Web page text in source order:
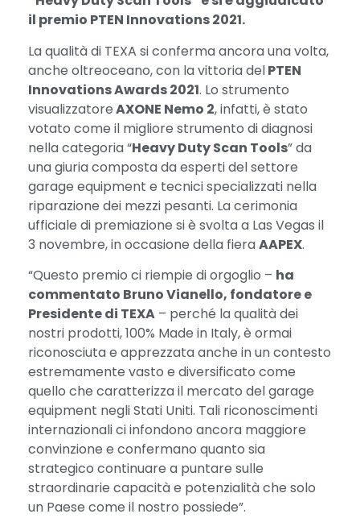
il premio PTEN Innovations 2021.
La qualità di TEXA si conferma ancora una volta,
anche oltreoceano, con la vittoria delPTEN
Innovations Awards 2021. Lo strumento
visualizzatoreAXONE Nemo 2, infatti, è stato
votato come il migliore strumento di diagnosi
nella categoria “Heavy Duty Scan Tools” da
una giuria composta da esperti del settore
garage equipment e tecnici specializzati nella
riparazione dei mezzi pesanti. La cerimonia
ufficiale di premiazione si è svolta a Las Vegas il
3 novembre, in occasione della fieraAAPEX.
“Questo premio ci riempie di orgoglio – ha
commentato Bruno Vianello, fondatore e
Presidente di TEXA – perché la qualità dei
nostri prodotti, 100% Made in Italy, è ormai
riconosciuta e apprezzata anche in un contesto
estremamente vasto e diversificato come
quello che caratterizza il mercato del garage
equipment negli Stati Uniti. Tali riconoscimenti
internazionali ci infondono ancora maggiore
convinzione e confermano quanto sia
strategico continuare a puntare sulle
straordinarie capacità e potenzialità che solo
un Paese come il nostro possiede”.